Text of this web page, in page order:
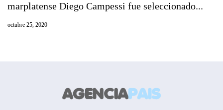
marplatense Diego Campessi fue seleccionado...
octubre 25, 2020